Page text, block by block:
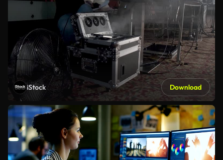
iStock Download